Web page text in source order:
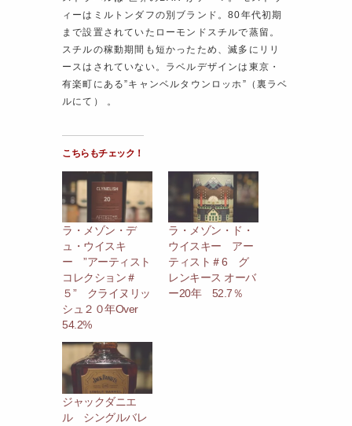
ィーはミルトンダフの別ブランド。80年代初期
まで設置されていたローモンドスチルで蒸留。
スチルの稼動期間も短かったため、滅多にリリ
ースはされていない。ラベルデザインは東京・
有楽町にある”キャンベルタウンロッホ”（裏ラベ
ルにて） 。
こちらもチェック！
ラ・メゾン・デ
ュ・ウイスキ
ー ”アーティスト
コレクション＃
５” クライヌリッ
シュ２０年Over
54.2%
ラ・メゾン・ド・
ウイスキー アー
ティスト＃6 グ
レンキース オーバ
ー20年 52.7％
ジャックダニエ
ル シングルバレ